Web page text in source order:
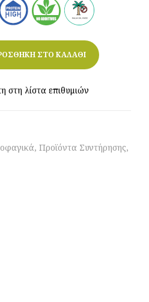
ΣΤΟ ΚΑΛΑΘΙ
στη λίστα επιθυμιών
, Προϊόντα Συντήρησης,